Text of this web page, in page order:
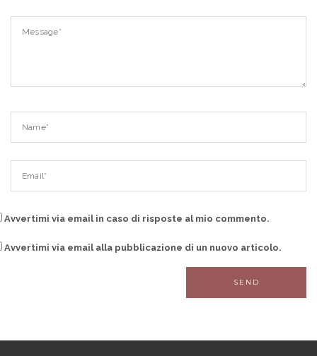
Avvertimi via email in caso di risposte al mio commento.
Avvertimi via email alla pubblicazione di un nuovo articolo.